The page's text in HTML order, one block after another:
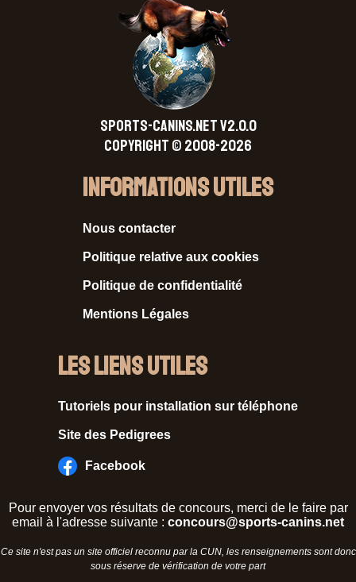
SPORTS-CANINS.NET V2.0.0
Copyright © 2008-2026
Informations Utiles
Nous contacter
Politique relative aux cookies
Politique de confidentialité
Mentions Légales
Les liens utiles
Tutoriels pour installation sur téléphone
Site des Pedigrees
Facebook
Pour envoyer vos résultats de concours, merci de le faire par
email à l'adresse suivante : concours@sports-canins.net
Ce site n'est pas un site officiel reconnu par la CUN, les renseignements sont donc
sous réserve de vérification de votre part